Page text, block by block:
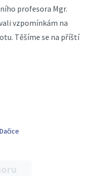
profesora Mgr.
vzpomínkám na
Těšíme se na příští